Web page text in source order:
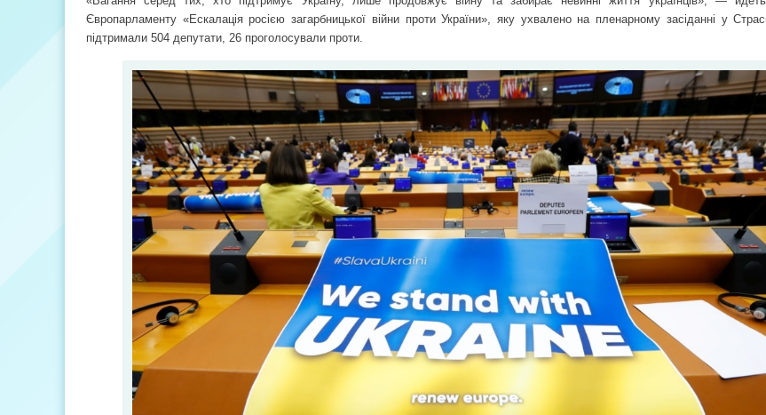
Європарламенту «Ескалація росією загарбницької війни проти України», яку ухвалено на пленарному засіданні у
підтримали 504 депутати, 26 проголосували проти.